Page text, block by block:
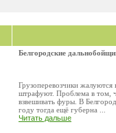
Белгородские
Грузоперевозчики
штрафуют. Проблема в том,
взвешивать фуры. В
году тогда ещё губерна ...
Читать дальше